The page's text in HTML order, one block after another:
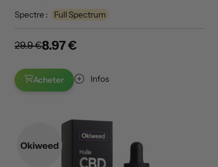
Spectre : Full Spectrum
29.9 €8.97 €
Acheter Infos